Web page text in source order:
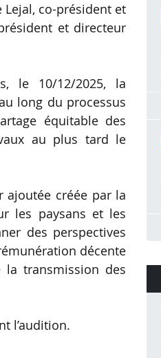
Lejal, co-président et
et directeur
le 10/12/2025, la
long du processus
équitable des
au plus tard le
ajoutée créée par la
les paysans et les
des perspectives
décente
la transmission des
l’audition.